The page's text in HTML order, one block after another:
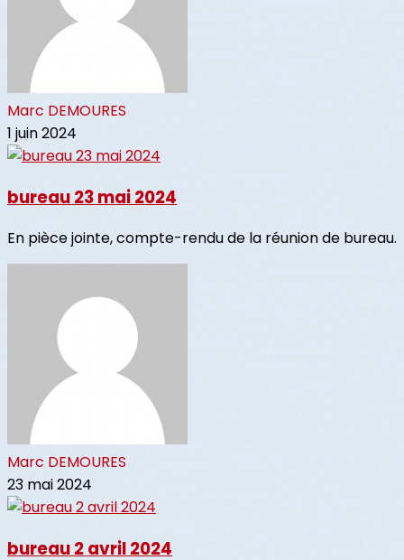
Marc DEMOURES
1 juin 2024
bureau 23 mai 2024
En pièce jointe, compte-rendu de la réunion de bureau.
Marc DEMOURES
23 mai 2024
bureau 2 avril 2024